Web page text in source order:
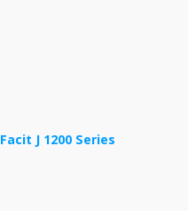
Facit J 1200 Series